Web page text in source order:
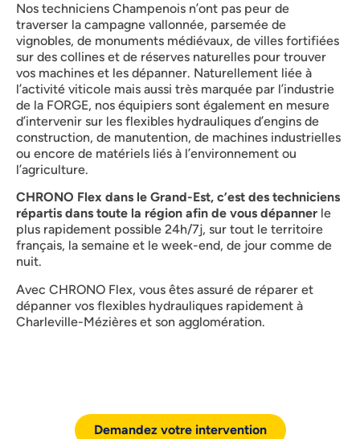
Nos techniciens Champenois n’ont pas peur de
traverser la campagne vallonnée, parsemée de
vignobles, de monuments médiévaux, de villes fortifiées
sur des collines et de réserves naturelles pour trouver
vos machines et les dépanner. Naturellement liée à
l’activité viticole mais aussi très marquée par l’industrie
de la FORGE, nos équipiers sont également en mesure
d’intervenir sur les flexibles hydrauliques d’engins de
construction, de manutention, de machines industrielles
ou encore de matériels liés à l’environnement ou
l’agriculture.
CHRONO Flex dans le Grand-Est, c’est des techniciens
répartis dans toute la région afin de vous dépanner le
plus rapidement possible 24h/7j, sur tout le territoire
français, la semaine et le week-end, de jour comme de
nuit.
Avec CHRONO Flex, vous êtes assuré de réparer et
dépanner vos flexibles hydrauliques rapidement à
Charleville-Mézières et son agglomération.
Demandez votre intervention